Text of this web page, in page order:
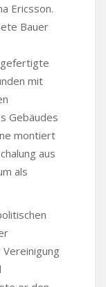
Ericsson.
Bauer
mit
Gebäudes
montiert
aus
als